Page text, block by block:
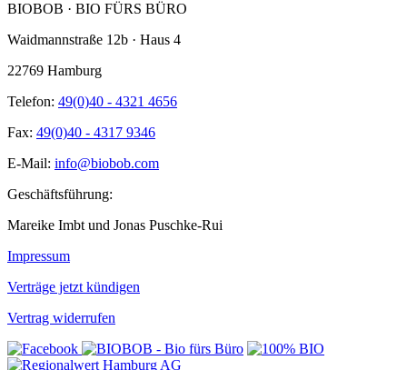
BIOBOB · BIO FÜRS BÜRO
Waidmannstraße 12b · Haus 4
22769 Hamburg
Telefon: 49(0)40 - 4321 4656
Fax: 49(0)40 - 4317 9346
E-Mail: info@biobob.com
Geschäftsführung:
Mareike Imbt und Jonas Puschke-Rui
Impressum
Verträge jetzt kündigen
Vertrag widerrufen